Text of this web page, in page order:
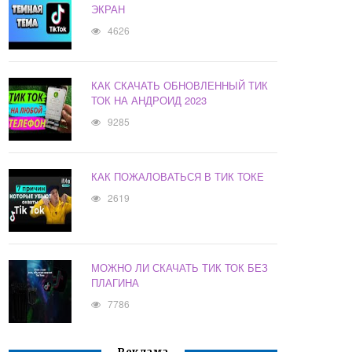
ЭКРАН
4626
КАК СКАЧАТЬ ОБНОВЛЕННЫЙ ТИК
ТОК НА АНДРОИД 2023
9285
КАК ПОЖАЛОВАТЬСЯ В ТИК ТОКЕ
2619
МОЖНО ЛИ СКАЧАТЬ ТИК ТОК БЕЗ
ПЛАГИНА
7786